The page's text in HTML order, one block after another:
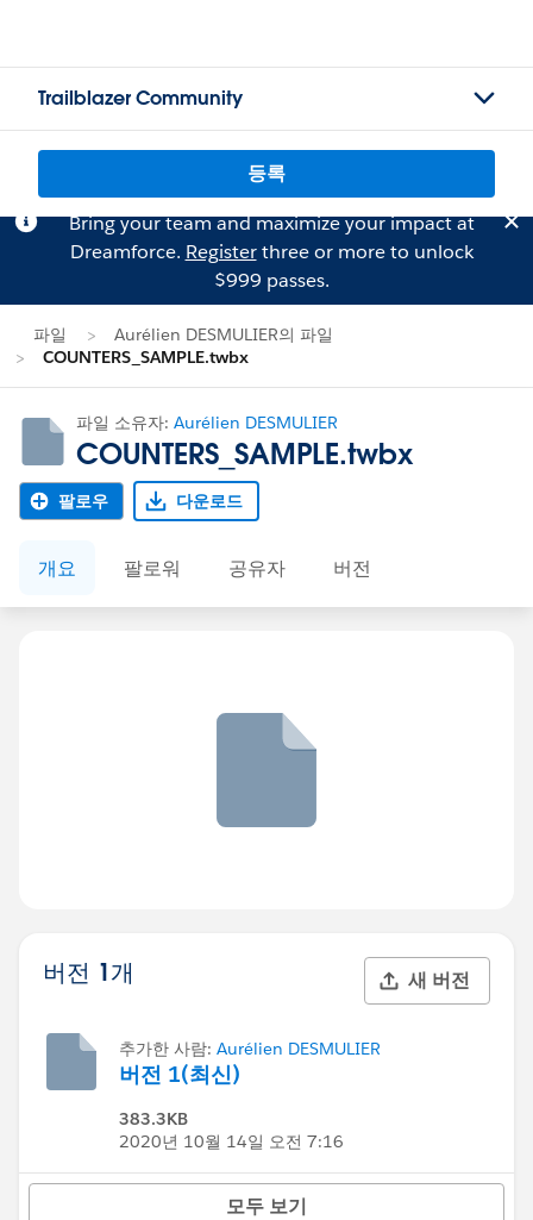
Trailblazer Community
등록
Bring your team and maximize your impact at
Dreamforce. Registerthree or more to unlock
$999 passes.
파일
Aurélien DESMULIER의 파일
COUNTERS_SAMPLE.twbx
파일 소유자: Aurélien DESMULIER
COUNTERS_SAMPLE.twbx
팔로우 다운로드
개요 팔로워 공유자 버전
버전 1개 새 버전
추가한 사람: Aurélien DESMULIER
버전 1(최신)
383.3KB
2020년 10월 14일 오전 7:16
모두 보기